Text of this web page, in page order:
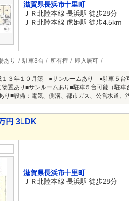
滋賀県長浜市十里町
ＪＲ北陸本線 長浜駅 徒歩28分
ＪＲ北陸本線 虎姫駅 徒歩4.5km
あり 駐車3台 所有権 即入居可
１３年１０月築 ●サンルームあり ●駐車５
物置あり■サンルームあり■駐車５台可能（駐
り■設備：電気、側溝、都市ガス、公営水道
円 3LDK
滋賀県長浜市十里町
ＪＲ北陸本線 長浜駅 徒歩28分